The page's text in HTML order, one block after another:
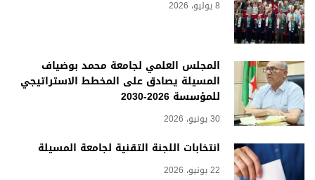
8 يوليو، 2026
المجلس العلمي لجامعة محمد بوضياف
المسيلة يصادق على المخطط الاستراتيجي
للمؤسسة 2026-2030
30 يونيو، 2026
انتخابات اللجنة التقنية لجامعة المسيلة
22 يونيو، 2026